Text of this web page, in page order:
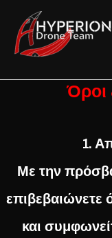
content
Όροι
1.
Με την
επιβεβαιώνετε
και